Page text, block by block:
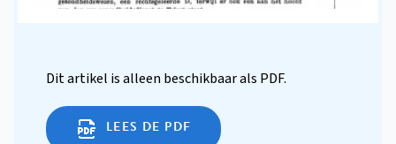
Dit artikel is alleen beschikbaar als PDF.
LEES DE PDF